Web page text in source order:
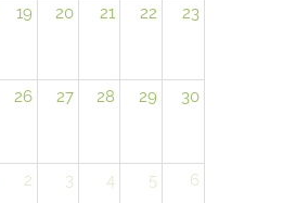
19 20 21 22 23
26 27 28 29 30
2 3 4 5 6